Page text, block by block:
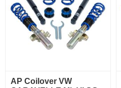
AP Coilover VW